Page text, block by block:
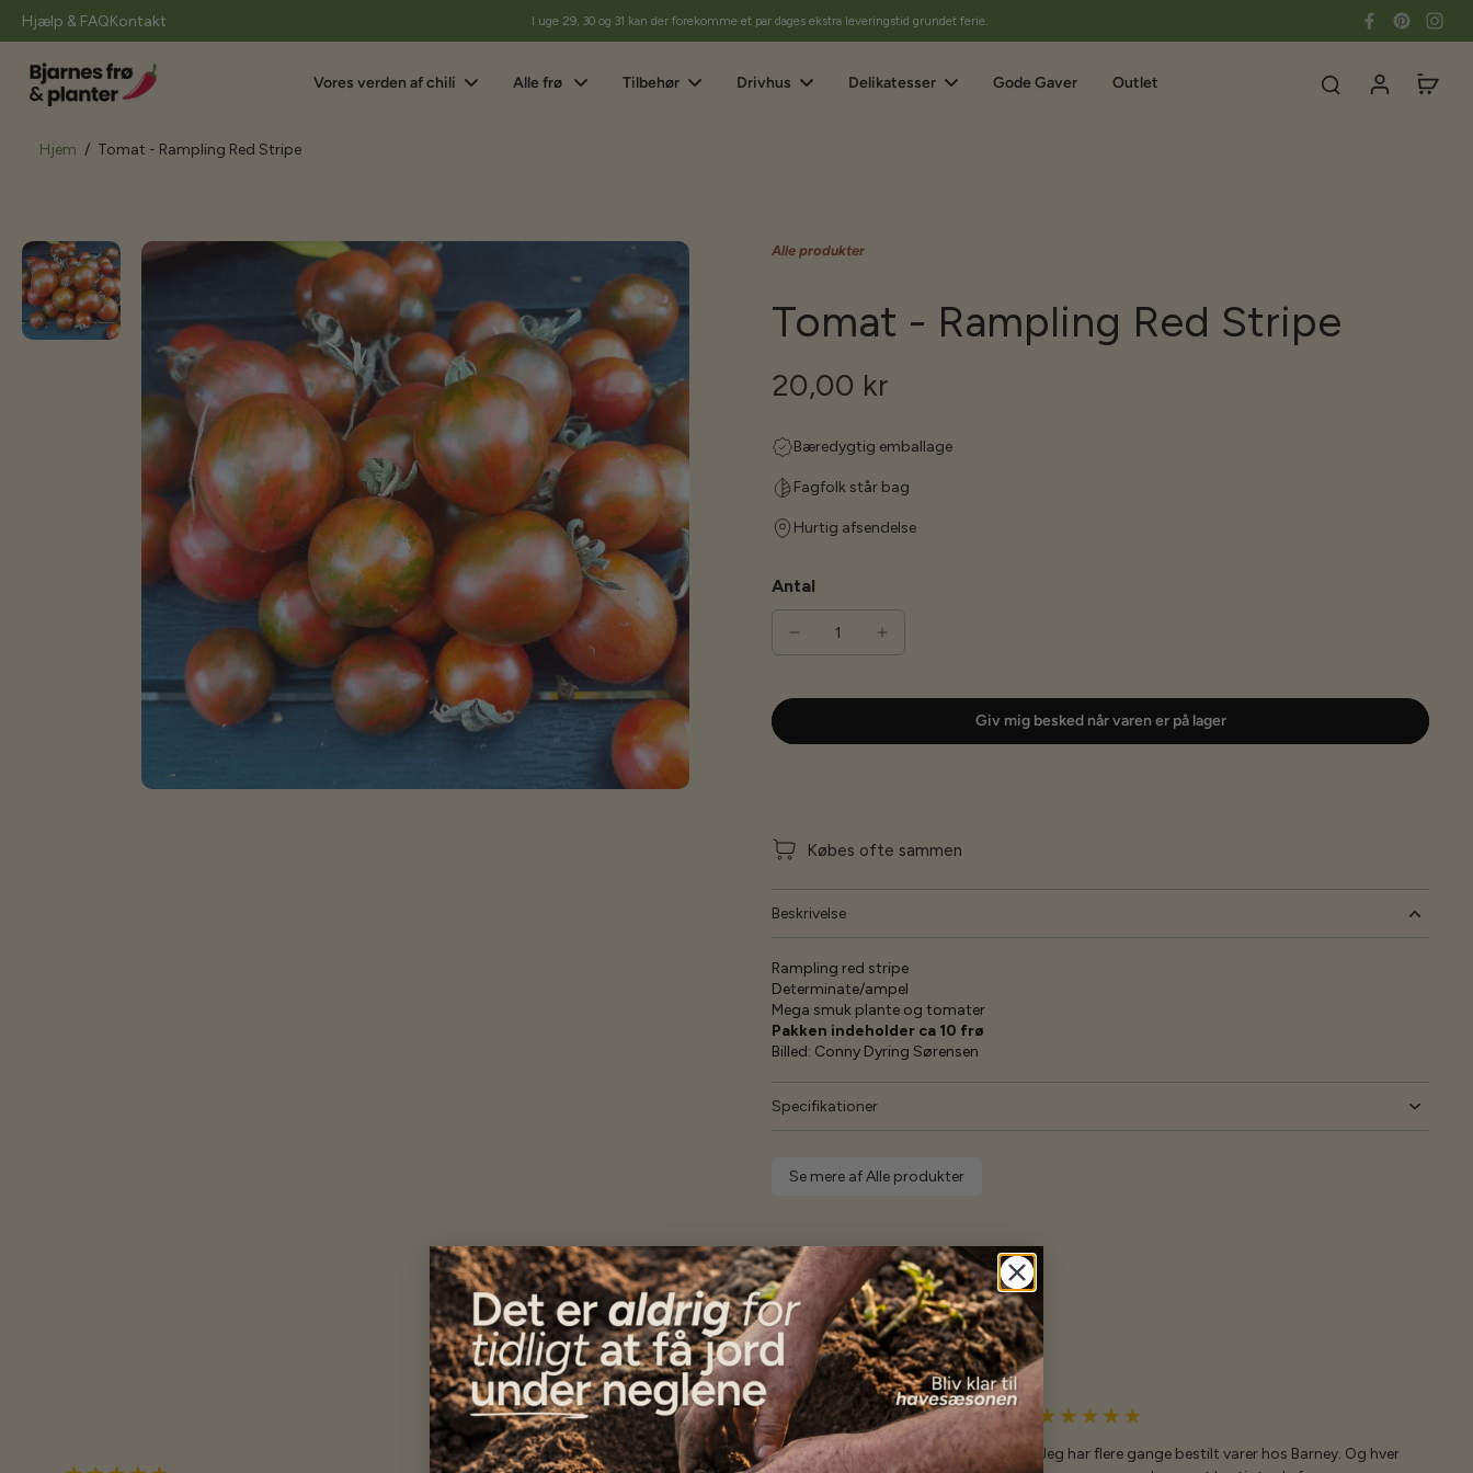
Hjælp & FAQKontakt I uge 29, 30 og 31 kan der forekomme et par dages ekstra leveringstid grundet ferie.
Vores verden af chili Alle frø Tilbehør Drivhus Delikatesser Gode Gaver Outlet
Hjem / Tomat - Rampling Red Stripe
Gå
til
produktoplysninger
Alle produkter
Tomat - Rampling Red Stripe
20,00 kr
Bæredygtig emballage
Fagfolk står bag
Hurtig afsendelse
Antal
Giv mig besked når varen er på lager
Købes ofte sammen
Beskrivelse
Rampling red stripe
Determinate/ampel
Mega smuk plante og tomater
Pakken indeholder ca 10 frø
Billed: Conny Dyring Sørensen
Specifikationer
Se mere af Alle produkter
Vores kundersiger...
Jeg har flere gange bestilt varer hos Barney. Og hver